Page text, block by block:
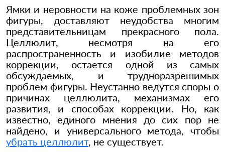
Ямки и неровности на коже проблемных зон
фигуры, доставляют неудобства многим
представительницам прекрасного пола.
Целлюлит, несмотря на его
распространенность и изобилие методов
коррекции, остается одной из самых
обсуждаемых, и трудноразрешимых
проблем фигуры. Неустанно ведутся споры о
причинах целлюлита, механизмах его
развития, и способах коррекции. Но, как
известно, единого мнения до сих пор не
найдено, и универсального метода, чтобы
убрать целлюлит, не существует.